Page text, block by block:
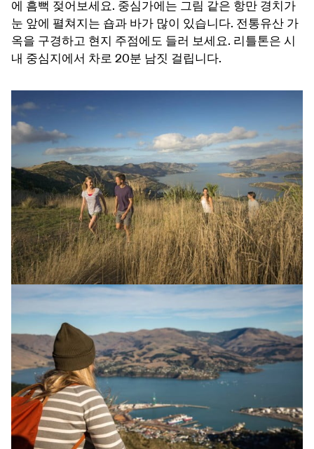
에 흠뻑 젖어보세요. 중심가에는 그림 같은 항만 경치가
눈 앞에 펼쳐지는 숍과 바가 많이 있습니다. 전통유산 가
옥을 구경하고 현지 주점에도 들러 보세요. 리틀톤은 시
내 중심지에서 차로 20분 남짓 걸립니다.